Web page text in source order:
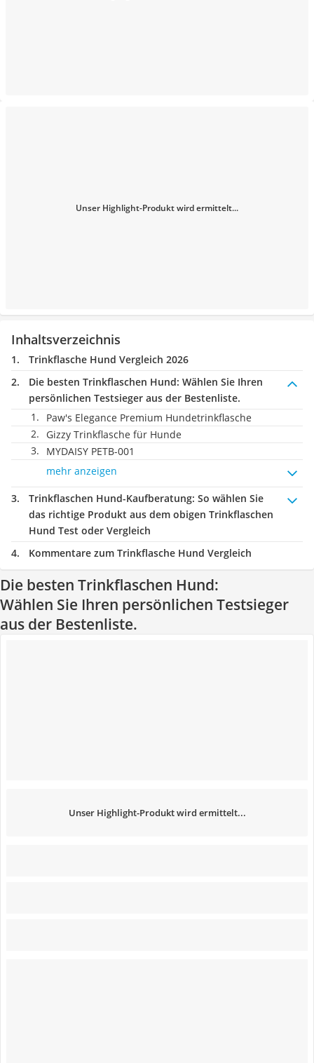
Unser Highlight-Produkt wird ermittelt...
Inhaltsverzeichnis
Trinkflasche Hund Vergleich 2026
Die besten Trinkflaschen Hund: Wählen Sie Ihren
persönlichen Testsieger aus der Bestenliste.
Paw's Elegance Premium Hundetrinkflasche
Gizzy Trinkflasche für Hunde
MYDAISY PETB-001
mehr anzeigen
Trinkflaschen Hund-Kaufberatung: So wählen Sie
das richtige Produkt aus dem obigen Trinkflaschen
Hund Test oder Vergleich
Kommentare zum Trinkflasche Hund Vergleich
Die besten Trinkflaschen Hund:
Wählen Sie Ihren persönlichen Testsieger
aus der Bestenliste.
Unser Highlight-Produkt wird ermittelt...